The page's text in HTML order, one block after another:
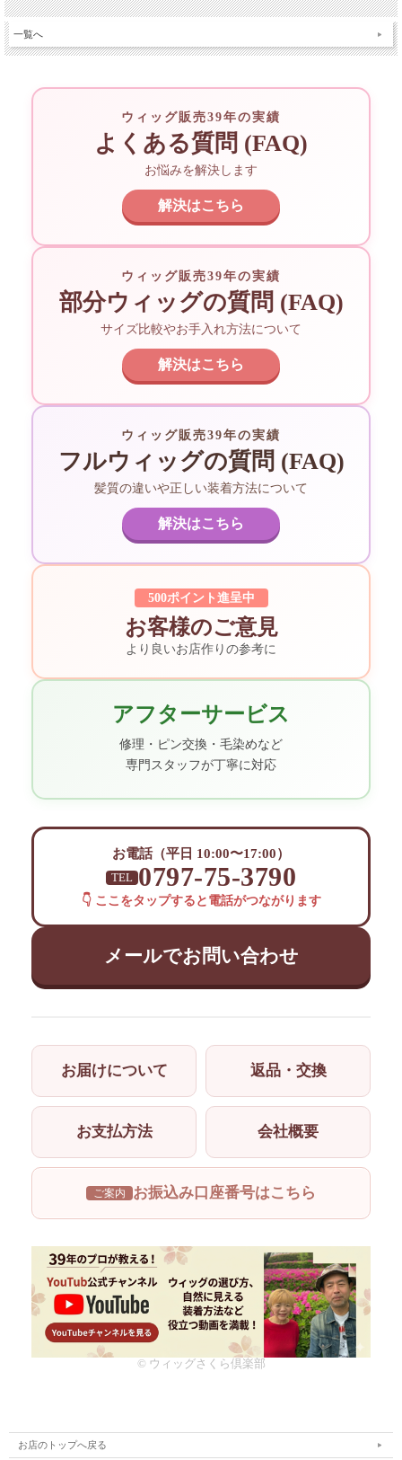
一覧へ
ウィッグ販売39年の実績
よくある質問 (FAQ)
お悩みを解決します
解決はこちら
ウィッグ販売39年の実績
部分ウィッグの質問 (FAQ)
サイズ比較やお手入れ方法について
解決はこちら
ウィッグ販売39年の実績
フルウィッグの質問 (FAQ)
髪質の違いや正しい装着方法について
解決はこちら
500ポイント進呈中
お客様のご意見
より良いお店作りの参考に
アフターサービス
修理・ピン交換・毛染めなど
専門スタッフが丁寧に対応
お電話（平日 10:00〜17:00）
TEL 0797-75-3790
👇 ここをタップすると電話がつながります
メールでお問い合わせ
お届けについて 返品・交換
お支払方法 会社概要
ご案内 お振込み口座番号はこちら
© ウィッグさくら倶楽部
お店のトップへ戻る